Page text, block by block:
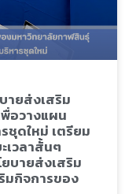
ายส่งเสริม
อวางแผน
ชุดใหม่ เตรียม
เวลาสั้นๆ
บายส่งเสริม
มกิจการของ